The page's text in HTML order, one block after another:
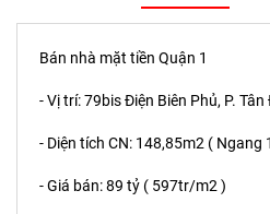
Bán nhà mặt tiền Quận 1
- Vị trí: 79bis Điện Biên Phủ, P. Tân
- Diện tích CN: 148,85m2 ( Ngang
- Giá bán: 89 tỷ ( 597tr/m2 )